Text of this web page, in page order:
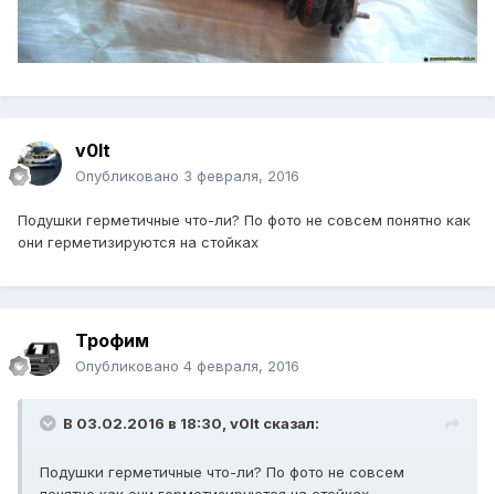
v0lt
Опубликовано 3 февраля, 2016
Подушки герметичные что-ли? По фото не совсем понятно как
они герметизируются на стойках
Трофим
Опубликовано 4 февраля, 2016
В 03.02.2016 в 18:30, v0lt сказал:
Подушки герметичные что-ли? По фото не совсем